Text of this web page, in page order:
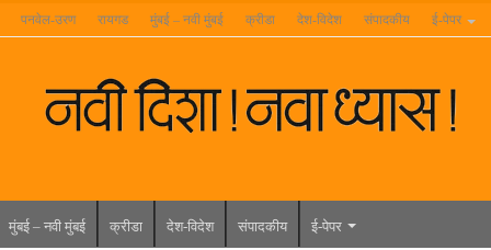
पनवेल-उरण रायगड मुंबई – नवी मुंबई क्रीडा देश-विदेश संपादकीय ई-पेपर
मुंबई – नवी मुंबई क्रीडा देश-विदेश संपादकीय ई-पेपर